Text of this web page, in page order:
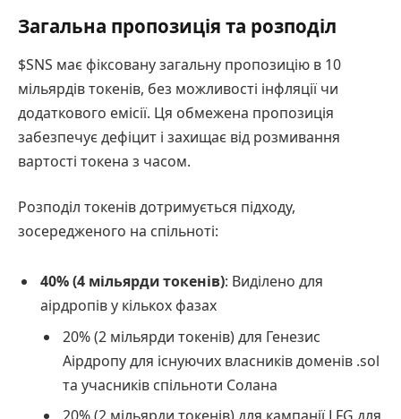
Загальна пропозиція та розподіл
$SNS має фіксовану загальну пропозицію в 10
мільярдів токенів, без можливості інфляції чи
додаткового емісії. Ця обмежена пропозиція
забезпечує дефіцит і захищає від розмивання
вартості токена з часом.
Розподіл токенів дотримується підходу,
зосередженого на спільноті:
40% (4 мільярди токенів): Виділено для
аірдропів у кількох фазах
20% (2 мільярди токенів) для Генезис
Аірдропу для існуючих власників доменів .sol
та учасників спільноти Солана